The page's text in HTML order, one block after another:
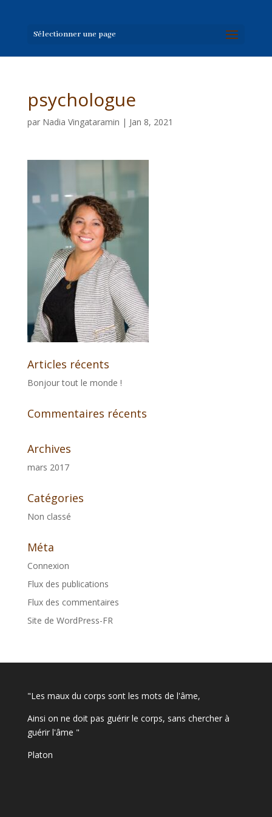
Sélectionner une page
psychologue
par Nadia Vingataramin | Jan 8, 2021
Articles récents
Bonjour tout le monde !
Commentaires récents
Archives
mars 2017
Catégories
Non classé
Méta
Connexion
Flux des publications
Flux des commentaires
Site de WordPress-FR
"Les maux du corps sont les mots de l'âme,
Ainsi on ne doit pas guérir le corps, sans chercher à
guérir l'âme "
Platon